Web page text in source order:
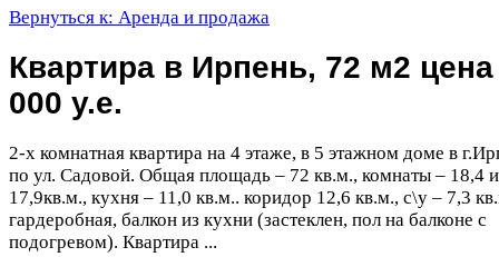
Вернуться к: Аренда и продажа
Квартира в Ирпень, 72 м2 цена
000 у.е.
2-х комнатная квартира на 4 этаже, в 5 этажном доме в
по ул. Садовой. Общая площадь – 72 кв.м., комнаты – 18,4 и
17,9кв.м., кухня – 11,0 кв.м.. коридор 12,6 кв.м., с\у – 7,3
гардеробная, балкон из кухни (застеклен, пол на балконе с
подогревом). Квартира ...